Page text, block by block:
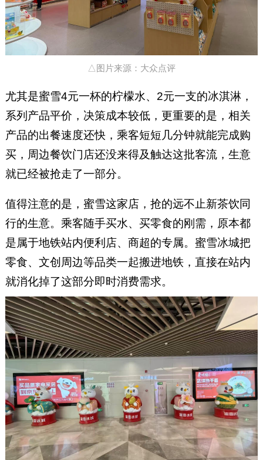
△图片来源：大众点评
尤其是蜜雪4元一杯的柠檬水、2元一支的冰淇淋，
系列产品平价，决策成本较低，更重要的是，相关
产品的出餐速度还快，乘客短短几分钟就能完成购
买，周边餐饮门店还没来得及触达这批客流，生意
就已经被抢走了一部分。
值得注意的是，蜜雪这家店，抢的远不止新茶饮同
行的生意。乘客随手买水、买零食的刚需，原本都
是属于地铁站内便利店、商超的专属。蜜雪冰城把
零食、文创周边等品类一起搬进地铁，直接在站内
就消化掉了这部分即时消费需求。